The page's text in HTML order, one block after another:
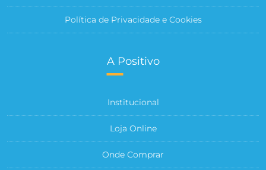
Política de Privacidade e Cookies
A Positivo
Institucional
Loja Online
Onde Comprar